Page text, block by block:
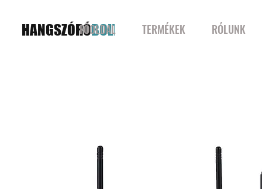
HANGSZÓRÓBOLT
FŐOLDAL TERMÉKEK RÓLUNK